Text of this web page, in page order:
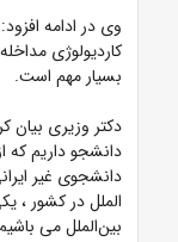
وی در ادامه
کاردیولوژی
بسیار مهم است.
دانشجوی غیر
الملل در کشور ،
بین‌الملل می